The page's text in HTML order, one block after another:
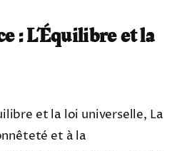
: L’Équilibre et la
et la loi universelle, La
et à la